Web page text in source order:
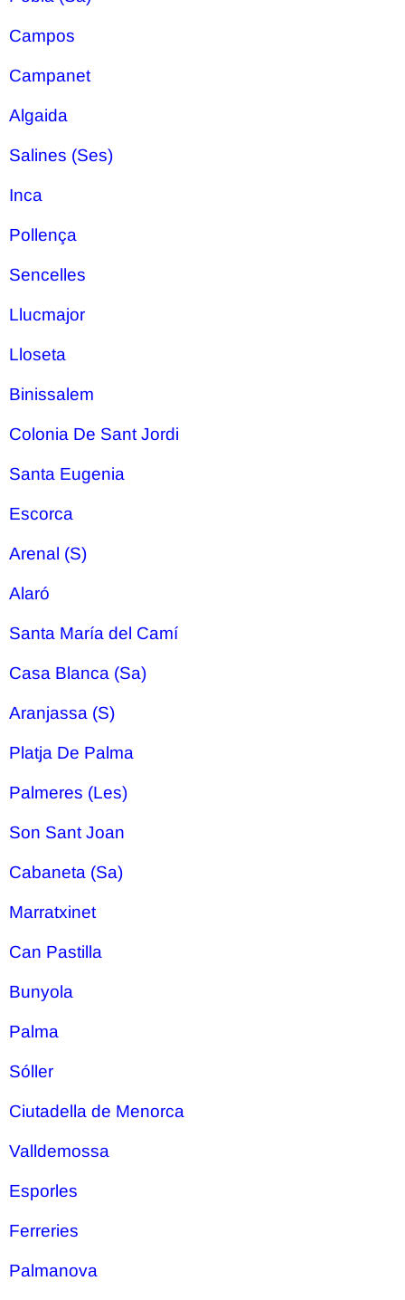
Campos
Campanet
Algaida
Salines (Ses)
Inca
Pollença
Sencelles
Llucmajor
Lloseta
Binissalem
Colonia De Sant Jordi
Santa Eugenia
Escorca
Arenal (S)
Alaró
Santa María del Camí
Casa Blanca (Sa)
Aranjassa (S)
Platja De Palma
Palmeres (Les)
Son Sant Joan
Cabaneta (Sa)
Marratxinet
Can Pastilla
Bunyola
Palma
Sóller
Ciutadella de Menorca
Valldemossa
Esporles
Ferreries
Palmanova